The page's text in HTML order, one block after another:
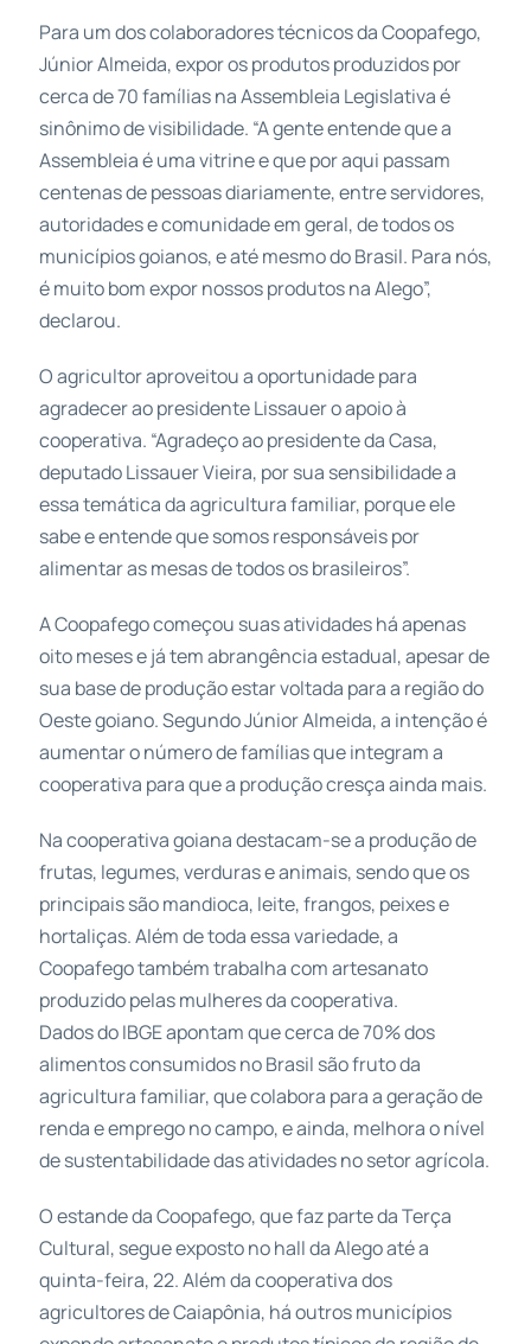
Para um dos colaboradores técnicos da Coopafego,
Júnior Almeida, expor os produtos produzidos por
cerca de 70 famílias na Assembleia Legislativa é
sinônimo de visibilidade. “A gente entende que a
Assembleia é uma vitrine e que por aqui passam
centenas de pessoas diariamente, entre servidores,
autoridades e comunidade em geral, de todos os
municípios goianos, e até mesmo do Brasil. Para nós,
é muito bom expor nossos produtos na Alego”,
declarou.
O agricultor aproveitou a oportunidade para
agradecer ao presidente Lissauer o apoio à
cooperativa. “Agradeço ao presidente da Casa,
deputado Lissauer Vieira, por sua sensibilidade a
essa temática da agricultura familiar, porque ele
sabe e entende que somos responsáveis por
alimentar as mesas de todos os brasileiros”.
A Coopafego começou suas atividades há apenas
oito meses e já tem abrangência estadual, apesar de
sua base de produção estar voltada para a região do
Oeste goiano. Segundo Júnior Almeida, a intenção é
aumentar o número de famílias que integram a
cooperativa para que a produção cresça ainda mais.
Na cooperativa goiana destacam-se a produção de
frutas, legumes, verduras e animais, sendo que os
principais são mandioca, leite, frangos, peixes e
hortaliças. Além de toda essa variedade, a
Coopafego também trabalha com artesanato
produzido pelas mulheres da cooperativa.
Dados do IBGE apontam que cerca de 70% dos
alimentos consumidos no Brasil são fruto da
agricultura familiar, que colabora para a geração de
renda e emprego no campo, e ainda, melhora o nível
de sustentabilidade das atividades no setor agrícola.
O estande da Coopafego, que faz parte da Terça
Cultural, segue exposto no hall da Alego até a
quinta-feira, 22. Além da cooperativa dos
agricultores de Caiapônia, há outros municípios